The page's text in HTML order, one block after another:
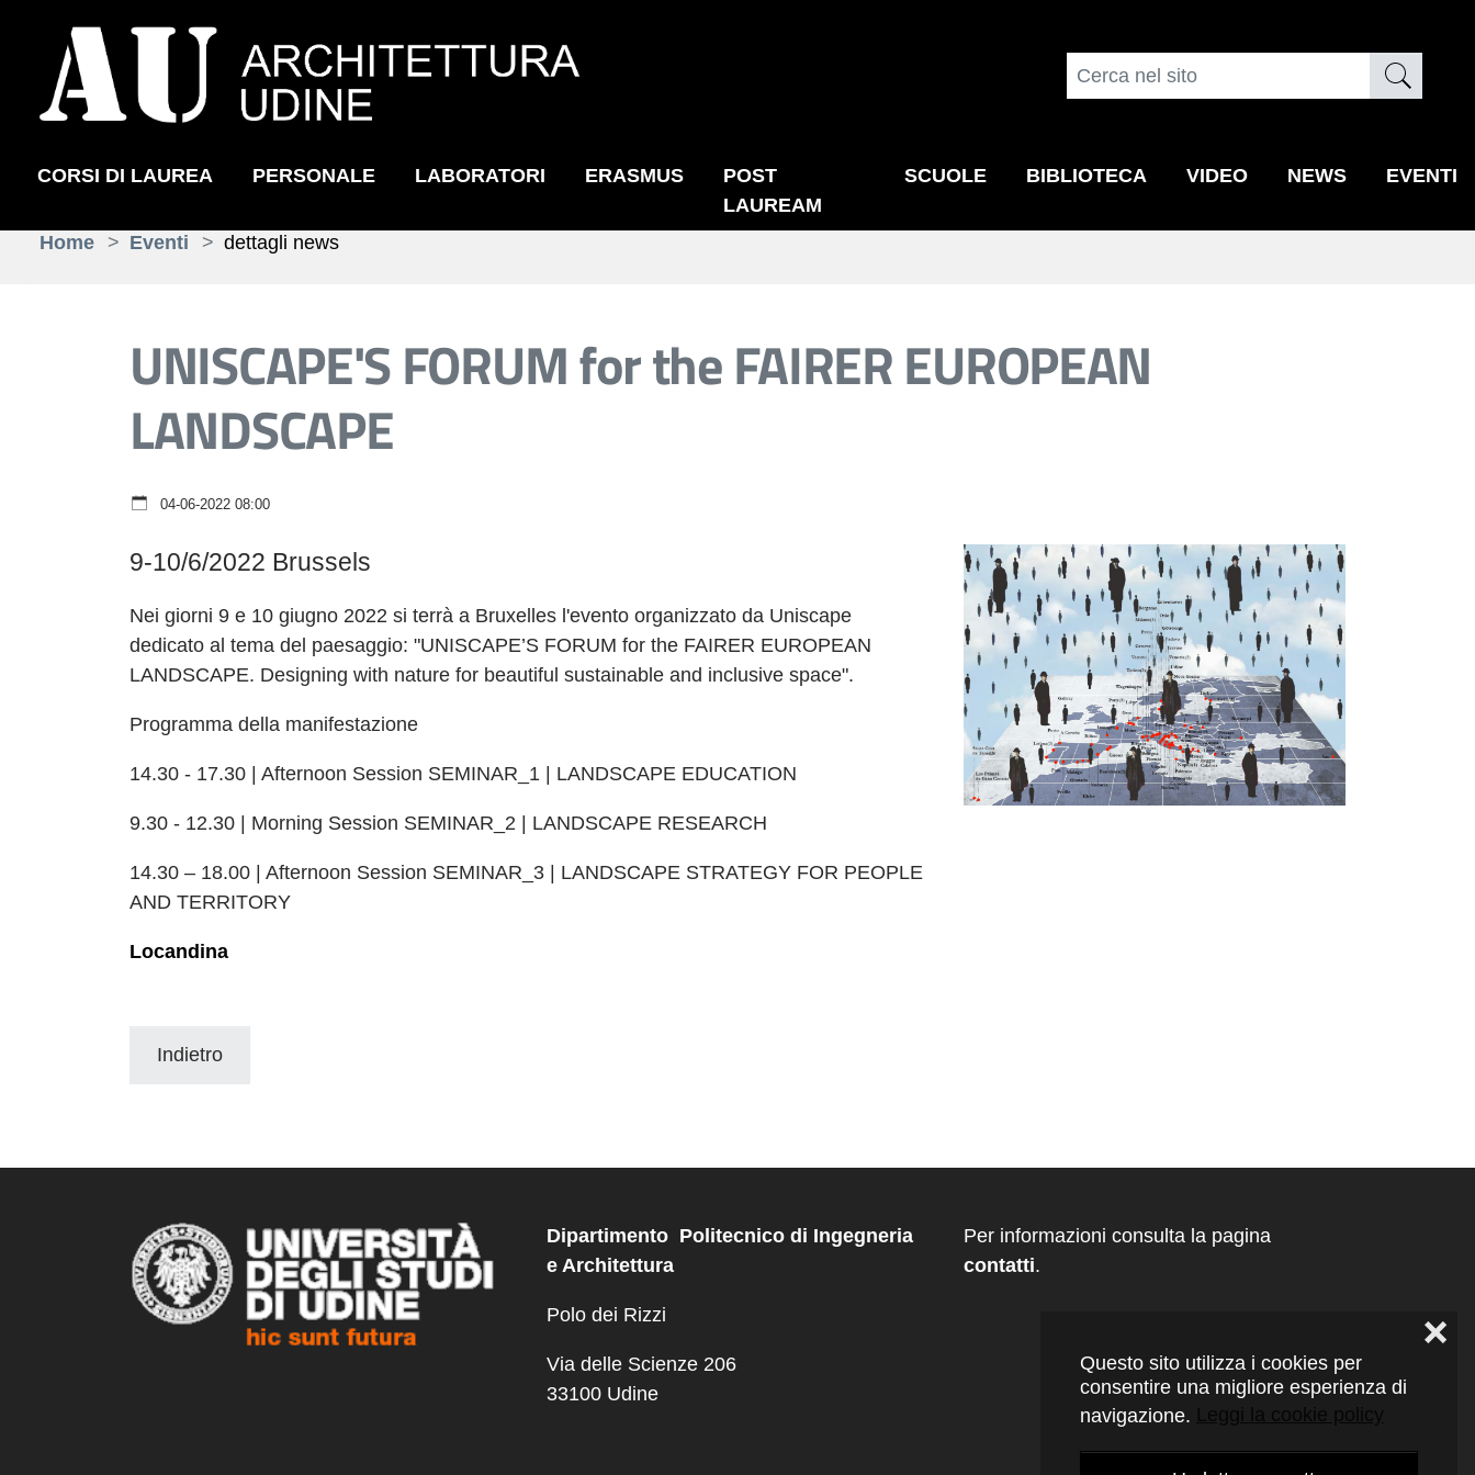
Questo sito utilizza i cookies per
consentire una migliore esperienza di
navigazione.
❌
CORSI DI LAUREA PERSONALE LABORATORI ERASMUS
POST
LAUREAM
SCUOLE BIBLIOTECA VIDEO NEWS
EVENTI
Home
Eventi dettagli news
UNISCAPE'S FORUM for the FAIRER EUROPEAN
LANDSCAPE
04-06-2022 08:00
9-10/6/2022 Brussels
Nei giorni 9 e 10 giugno 2022 si terrà a Bruxelles l'evento organizzato da Uniscape
dedicato al tema del paesaggio: "UNISCAPE’S FORUM for the FAIRER EUROPEAN
LANDSCAPE. Designing with nature for beautiful sustainable and inclusive space".
Programma della manifestazione
14.30 - 17.30 | Afternoon Session SEMINAR_1 | LANDSCAPE EDUCATION
9.30 - 12.30 | Morning Session SEMINAR_2 | LANDSCAPE RESEARCH
14.30 – 18.00 | Afternoon Session SEMINAR_3 | LANDSCAPE STRATEGY FOR PEOPLE
AND TERRITORY
Locandina
Indietro
Dipartimento Politecnico di Ingegneria
e Architettura
Polo dei Rizzi
Via delle Scienze 206
33100 Udine
Per informazioni consulta la pagina
contatti.